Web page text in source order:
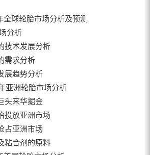
全球轮胎市场分析及预测
分析
技术发展分析
需求分析
展趋势分析
亚洲轮胎市场分析
头来华掘金
投放亚洲市场
占亚洲市场
粘合剂的原料